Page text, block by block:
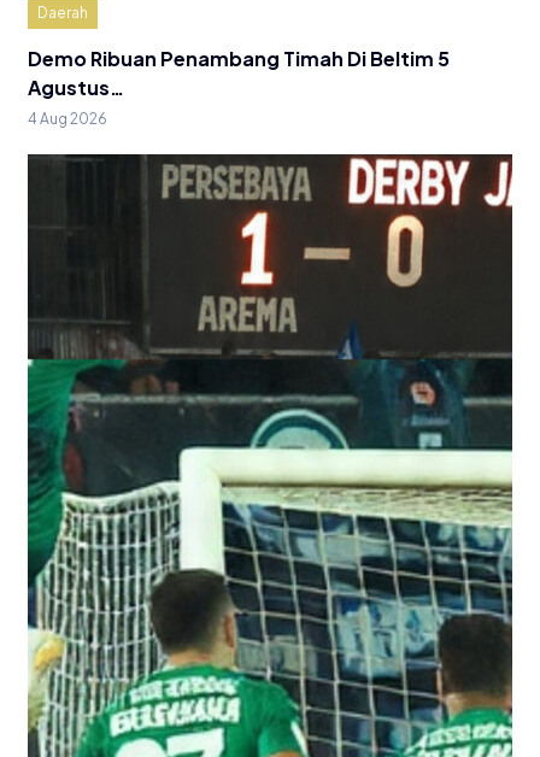
Daerah
Demo Ribuan Penambang Timah Di Beltim 5
Agustus…
4 Aug 2026